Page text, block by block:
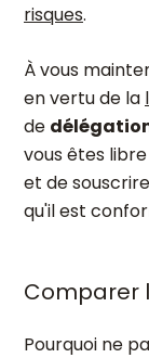
risques.
À vous
en vertu de la
de
vous êtes
et de
qu'il est
Comparer
Pourquoi ne